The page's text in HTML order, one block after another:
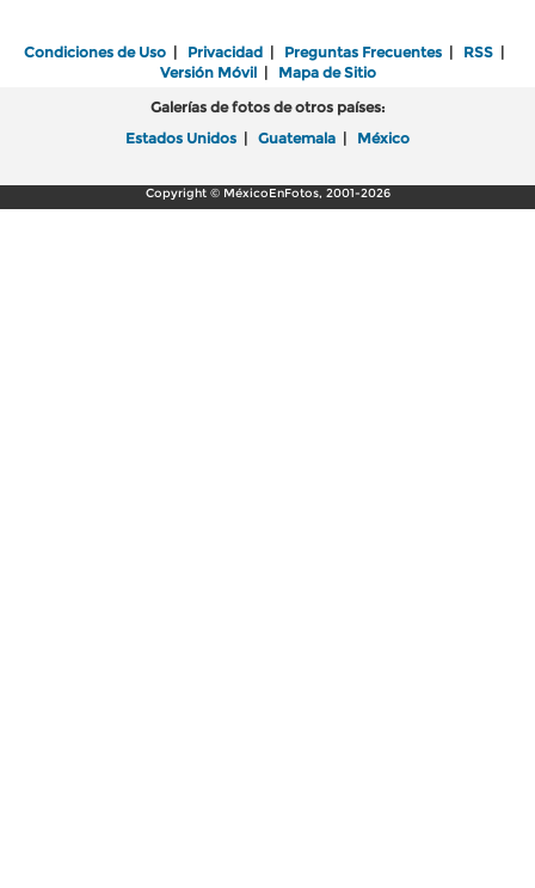
Condiciones de Uso | Privacidad | Preguntas Frecuentes | RSS |
Versión Móvil| Mapa de Sitio
Galerías de fotos de otros países:
Estados Unidos | Guatemala | México
Copyright © MéxicoEnFotos, 2001-2026